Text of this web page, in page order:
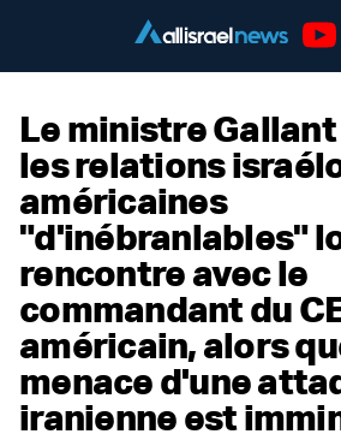
Le ministre
les relations
américaines
"d'inébranlables"
rencontre avec le
commandant du
américain, alors
menace d'une
iranienne est